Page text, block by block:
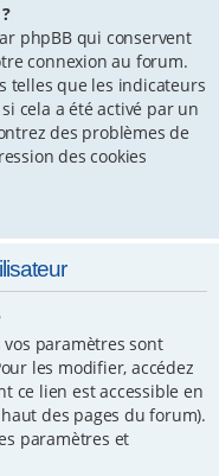
phpBB qui conservent
connexion au forum.
telles que les indicateurs
cela a été activé par un
des problèmes de
des cookies
paramètres sont
les modifier, accédez
ce lien est accessible en
des pages du forum).
paramètres et